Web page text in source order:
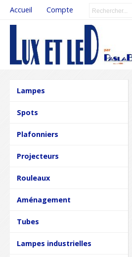
Accueil Compte
Lampes
Spots
Plafonniers
Projecteurs
Rouleaux
Aménagement
Tubes
Lampes industrielles